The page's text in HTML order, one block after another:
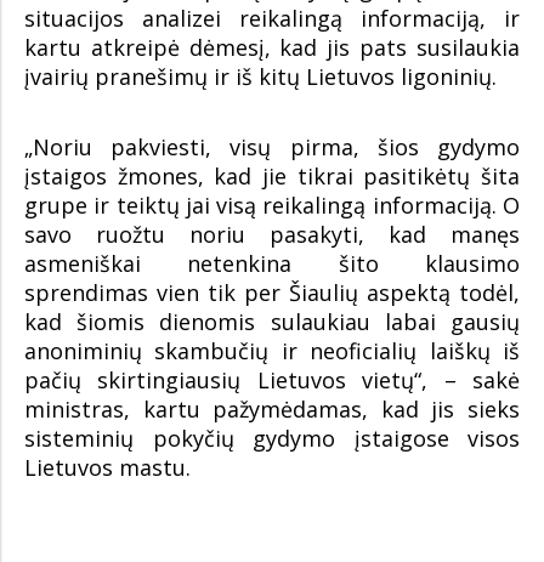
situacijos analizei reikalingą informaciją, ir
kartu atkreipė dėmesį, kad jis pats susilaukia
įvairių pranešimų ir iš kitų Lietuvos ligoninių.
„Noriu pakviesti, visų pirma, šios gydymo
įstaigos žmones, kad jie tikrai pasitikėtų šita
grupe ir teiktų jai visą reikalingą informaciją. O
savo ruožtu noriu pasakyti, kad manęs
asmeniškai netenkina šito klausimo
sprendimas vien tik per Šiaulių aspektą todėl,
kad šiomis dienomis sulaukiau labai gausių
anoniminių skambučių ir neoficialių laiškų iš
pačių skirtingiausių Lietuvos vietų“, – sakė
ministras, kartu pažymėdamas, kad jis sieks
sisteminių pokyčių gydymo įstaigose visos
Lietuvos mastu.